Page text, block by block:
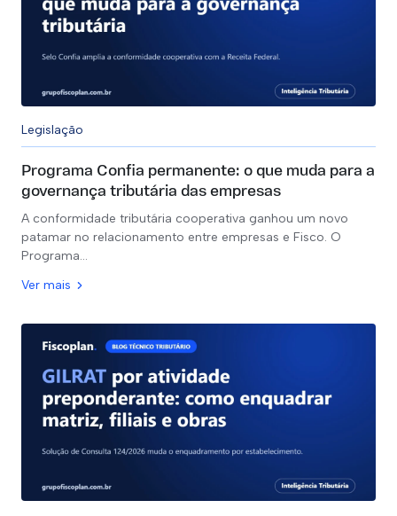
Legislação
Programa Confia permanente: o que muda para a
governança tributária das empresas
A conformidade tributária cooperativa ganhou um novo
patamar no relacionamento entre empresas e Fisco. O
Programa…
Ver mais